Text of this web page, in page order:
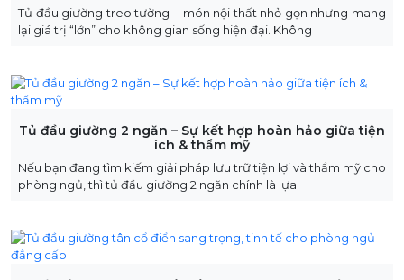
Tủ đầu giường treo tường – món nội thất nhỏ gọn nhưng mang
lại giá trị “lớn” cho không gian sống hiện đại. Không
Tủ đầu giường 2 ngăn – Sự kết hợp hoàn hảo giữa tiện
ích & thẩm mỹ
Nếu bạn đang tìm kiếm giải pháp lưu trữ tiện lợi và thẩm mỹ cho
phòng ngủ, thì tủ đầu giường 2 ngăn chính là lựa